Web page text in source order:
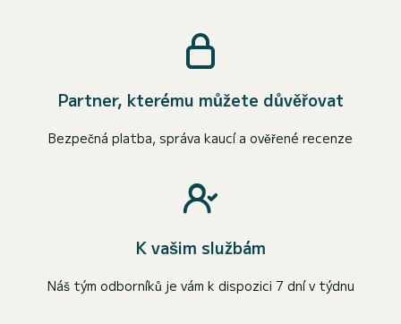
Partner, kterému můžete důvěřovat
Bezpečná platba, správa kaucí a ověřené recenze
K vašim službám
Náš tým odborníků je vám k dispozici 7 dní v týdnu